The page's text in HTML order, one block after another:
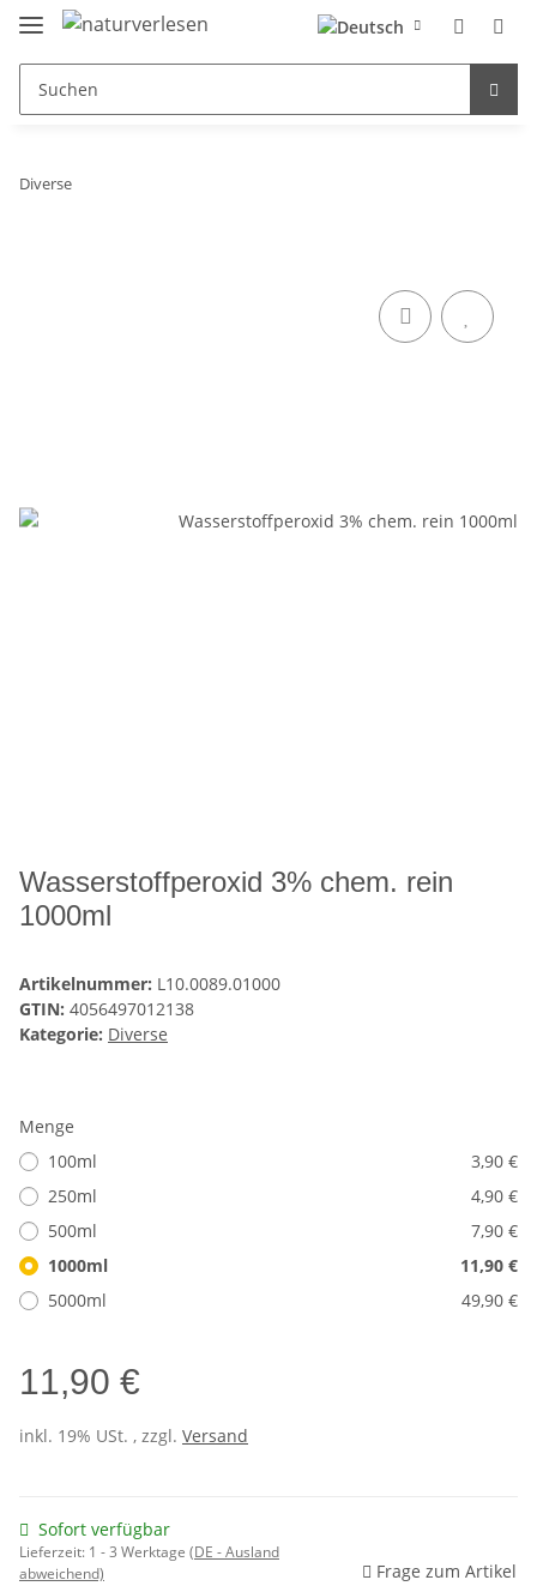
Diverse
Wasserstoffperoxid 3% chem. rein
1000ml
Artikelnummer: L10.0089.01000
GTIN: 4056497012138
Kategorie: Diverse
Menge
100ml
3,90 €
250ml
4,90 €
500ml
7,90 €
1000ml
11,90 €
5000ml
49,90 €
11,90 €
inkl. 19% USt. , zzgl. Versand
Sofort verfügbar
Lieferzeit: 1 - 3 Werktage (DE - Ausland
abweichend)
Frage zum Artikel